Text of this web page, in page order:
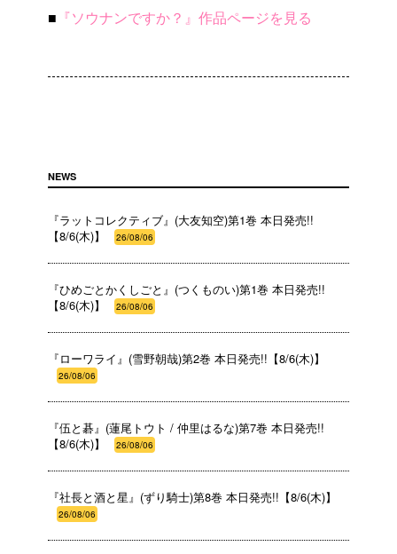
■ 『ソウナンですか？』作品ページを見る
NEWS
『ラットコレクティブ』(大友知空)第1巻 本日発売!!
【8/6(木)】
26/08/06
『ひめごとかくしごと』(つくものい)第1巻 本日発売!!
【8/6(木)】
26/08/06
『ローワライ』(雪野朝哉)第2巻 本日発売!!【8/6(木)】
26/08/06
『伍と碁』(蓮尾トウト / 仲里はるな)第7巻 本日発売!!
【8/6(木)】
26/08/06
『社長と酒と星』(ずり騎士)第8巻 本日発売!!【8/6(木)】
26/08/06